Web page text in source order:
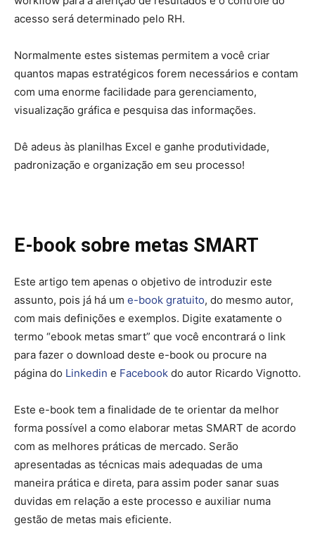
acesso será determinado pelo RH.
Normalmente estes sistemas permitem a você criar
quantos mapas estratégicos forem necessários e contam
com uma enorme facilidade para gerenciamento,
visualização gráfica e pesquisa das informações.
Dê adeus às planilhas Excel e ganhe produtividade,
padronização e organização em seu processo!
E-book sobre metas SMART
Este artigo tem apenas o objetivo de introduzir este
assunto, pois já há um e-book gratuito, do mesmo autor,
com mais definições e exemplos. Digite exatamente o
termo “ebook metas smart” que você encontrará o link
para fazer o download deste e-book ou procure na
página do Linkedin e Facebook do autor Ricardo Vignotto.
Este e-book tem a finalidade de te orientar da melhor
forma possível a como elaborar metas SMART de acordo
com as melhores práticas de mercado. Serão
apresentadas as técnicas mais adequadas de uma
maneira prática e direta, para assim poder sanar suas
duvidas em relação a este processo e auxiliar numa
gestão de metas mais eficiente.